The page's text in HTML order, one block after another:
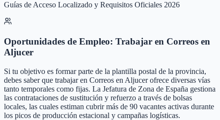
Guías de Acceso Localizado y Requisitos Oficiales 2026
Oportunidades de Empleo: Trabajar en Correos en
Aljucer
Si tu objetivo es formar parte de la plantilla postal de la provincia,
debes saber que trabajar en Correos en Aljucer ofrece diversas vías
tanto temporales como fijas. La Jefatura de Zona de España gestiona
las contrataciones de sustitución y refuerzo a través de bolsas
locales, las cuales estiman cubrir más de 90 vacantes activas durante
los picos de producción estacional y campañas logísticas.